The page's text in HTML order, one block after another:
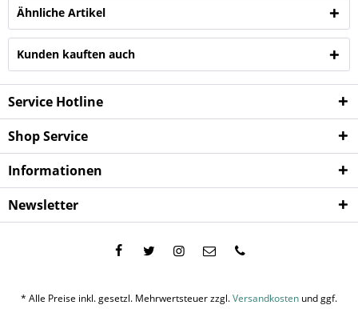
Ähnliche Artikel
Kunden kauften auch
Service Hotline
Shop Service
Informationen
Newsletter
* Alle Preise inkl. gesetzl. Mehrwertsteuer zzgl.Versandkosten und ggf.